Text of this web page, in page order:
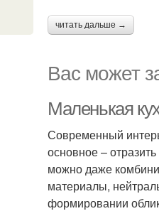
читать дальше →
Вас может
Маленькая
Современный
основное –
можно даже
материалы,
формировании